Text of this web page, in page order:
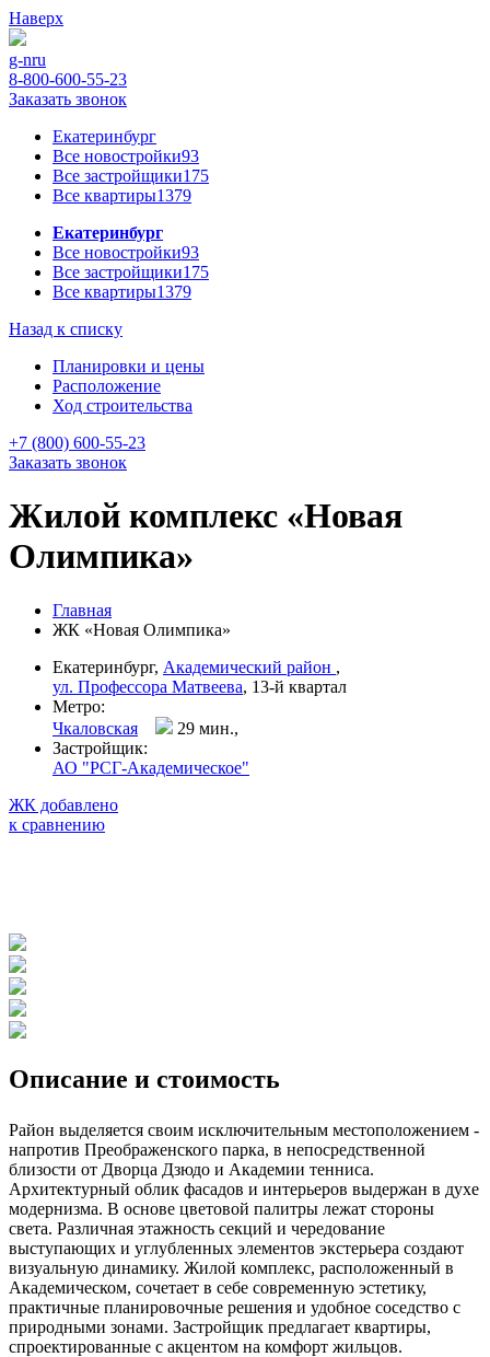
Наверх
g-nru
8-800-600-55-23
Заказать звонок
Екатеринбург
Все новостройки93
Все застройщики175
Все квартиры1379
Екатеринбург
Все новостройки93
Все застройщики175
Все квартиры1379
Назад к списку
Планировки и цены
Расположение
Ход строительства
+7 (800) 600-55-23
Заказать звонок
Жилой комплекс «Новая
Олимпика»
Главная
ЖК «Новая Олимпика»
Екатеринбург, Академический район ,
ул. Профессора Матвеева, 13-й квартал
Метро:
Чкаловская
29 мин.,
Застройщик:
АО "РСГ-Академическое"
ЖК добавлено
к сравнению
Описание и стоимость
Район выделяется своим исключительным местоположением -
напротив Преображенского парка, в непосредственной
близости от Дворца Дзюдо и Академии тенниса.
Архитектурный облик фасадов и интерьеров выдержан в духе
модернизма. В основе цветовой палитры лежат стороны
света. Различная этажность секций и чередование
выступающих и углубленных элементов экстерьера создают
визуальную динамику. Жилой комплекс, расположенный в
Академическом, сочетает в себе современную эстетику,
практичные планировочные решения и удобное соседство с
природными зонами. Застройщик предлагает квартиры,
спроектированные с акцентом на комфорт жильцов.